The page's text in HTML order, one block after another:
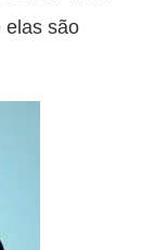
elas são